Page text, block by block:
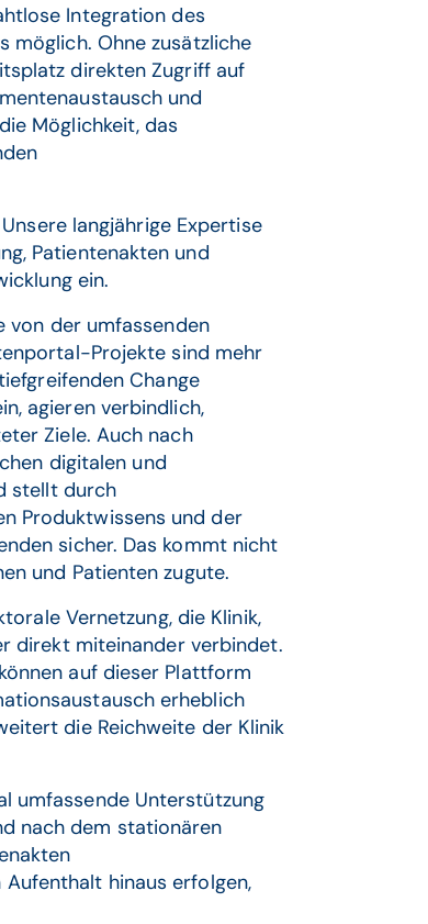
Integration des
möglich. Ohne zusätzliche
direkten Zugriff auf
und
Möglichkeit, das
langjährige Expertise
Patientenakten und
ein.
von der umfassenden
Projekte sind mehr
Change
agieren verbindlich,
Ziele. Auch nach
digitalen und
stellt durch
Produktwissens und der
sicher. Das kommt nicht
und Patienten zugute.
Vernetzung, die Klinik,
direkt miteinander verbindet.
auf dieser Plattform
erheblich
die Reichweite der Klinik
umfassende Unterstützung
nach dem stationären
hinaus erfolgen,